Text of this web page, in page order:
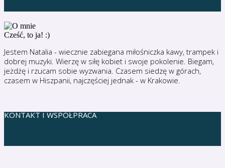
Cześć, to ja! :)
Jestem Natalia - wiecznie zabiegana miłośniczka kawy, trampek i
dobrej muzyki. Wierzę w siłę kobiet i swoje pokolenie. Biegam,
jeżdżę i rzucam sobie wyzwania. Czasem siedzę w górach,
czasem w Hiszpanii, najczęściej jednak - w Krakowie.
KONTAKT I WSPÓŁPRACA